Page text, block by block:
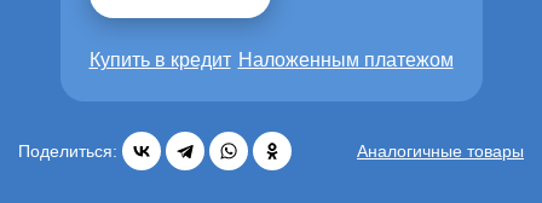
Купить в кредит Наложенным платежом
Поделиться: Аналогичные товары